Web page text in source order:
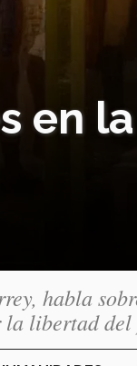
en
habla
la libertad del